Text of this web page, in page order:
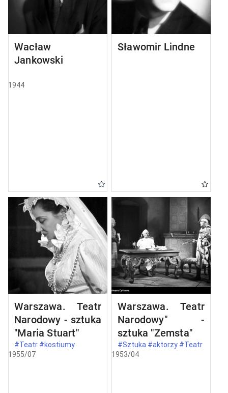
Wacław
Jankowski
1944
Sławomir Lindner
Warszawa. Teatr
Narodowy - sztuka
"Maria Stuart"
#Teatr #kostiumy
1955/07
Warszawa. Teatr
Narodowy" -
sztuka "Zemsta"
#Sztuka #aktorzy #Teatr
1953/04